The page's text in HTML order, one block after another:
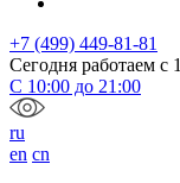
+7 (499) 449-81-81
Сегодня работаем с
С 10:00 до 21:00
ru
en cn